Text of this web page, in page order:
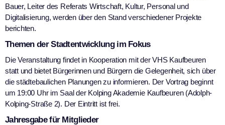
Bauer, Leiter des Referats Wirtschaft, Kultur, Personal und
Digitalisierung, werden über den Stand verschiedener Projekte
berichten.
Themen der Stadtentwicklung im Fokus
Die Veranstaltung findet in Kooperation mit der VHS Kaufbeuren
statt und bietet Bürgerinnen und Bürgern die Gelegenheit, sich über
die städtebaulichen Planungen zu informieren. Der Vortrag beginnt
um 19:00 Uhr im Saal der Kolping Akademie Kaufbeuren (Adolph-
Kolping-Straße 2). Der Eintritt ist frei.
Jahresgabe für Mitglieder